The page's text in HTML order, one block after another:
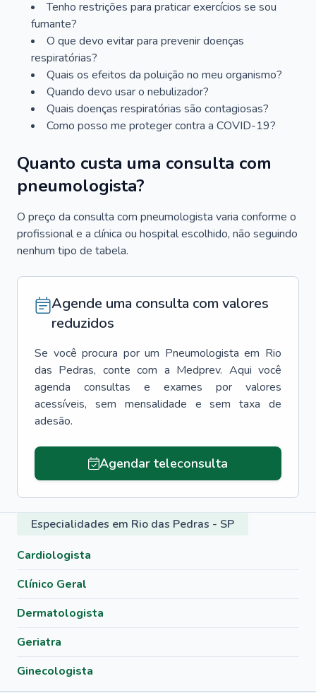
Tenho restrições para praticar exercícios se sou
fumante?
O que devo evitar para prevenir doenças
respiratórias?
Quais os efeitos da poluição no meu organismo?
Quando devo usar o nebulizador?
Quais doenças respiratórias são contagiosas?
Como posso me proteger contra a COVID-19?
Quanto custa uma consulta com
pneumologista?
O preço da consulta com pneumologista varia conforme o
profissional e a clínica ou hospital escolhido, não seguindo
nenhum tipo de tabela.
Agende uma consulta com valores
reduzidos
Se você procura por um Pneumologista em Rio
das Pedras, conte com a Medprev. Aqui você
agenda consultas e exames por valores
acessíveis, sem mensalidade e sem taxa de
adesão.
Agendar teleconsulta
Especialidades em Rio das Pedras - SP
Cardiologista
Clínico Geral
Dermatologista
Geriatra
Ginecologista